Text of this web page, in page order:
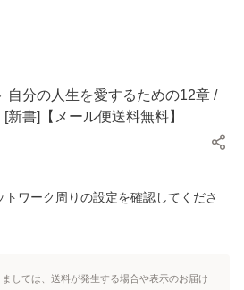
自分の人生を愛するための12章 /
新書]【メール便送料無料】
ワーク周りの設定を確認してくださ
しては、送料が発生する場合や表示のお届け